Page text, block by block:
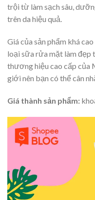
trội từ làm sạch sâu,
trên da hiệu quả.
Giá của sản phẩm khá
loại sữa rửa mặt làm đẹp
thương hiệu cao cấp của
giới nên bạn có thể cân
Giá thành sản phẩm: